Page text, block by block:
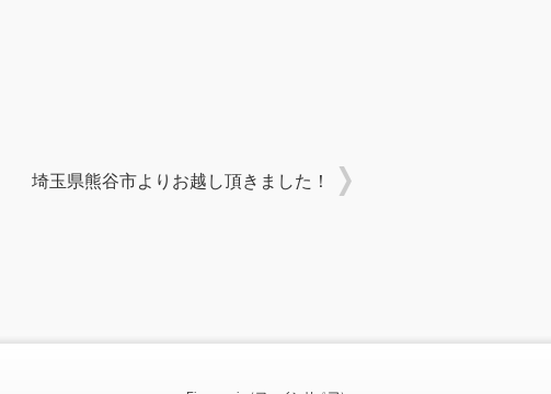
埼玉県熊谷市よりお越し頂きました！